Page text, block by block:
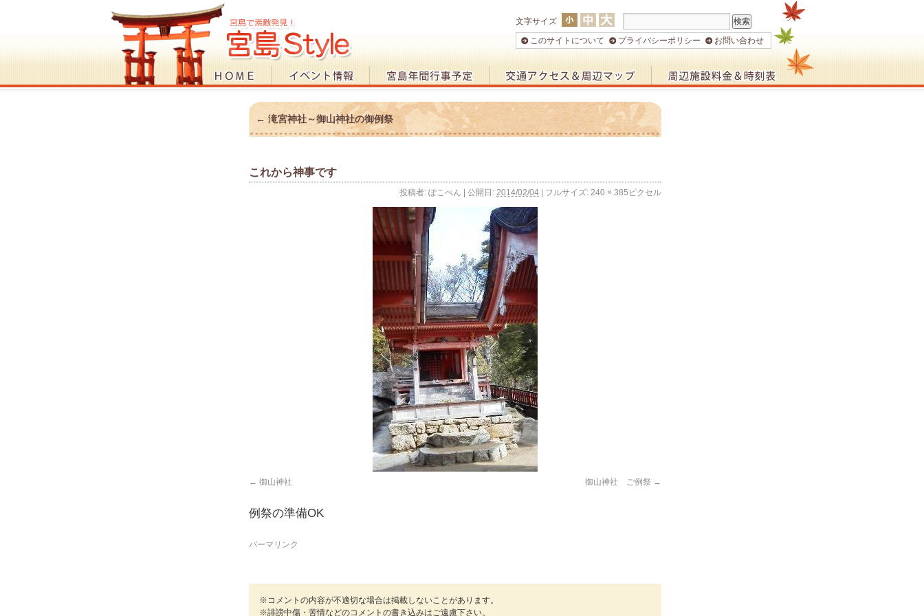
文字サイズ
このサイトについて
プライバシーポリシー お問い合わせ
←滝宮神社～御山神社の御例祭
これから神事です
投稿者: ぽこぺん 公開日: 2014/02/04 フルサイズ: 240 × 385 ピクセル
御山神社 御山神社 ご例祭
例祭の準備OK
パーマリンク
※コメントの内容が不適切な場合は掲載しないことがあります。
※誹謗中傷・苦情などのコメントの書き込みはご遠慮下さい。